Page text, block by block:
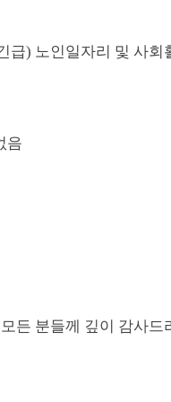
급) 노인일자리 및 사회
음
든 분들께 깊이 감사드